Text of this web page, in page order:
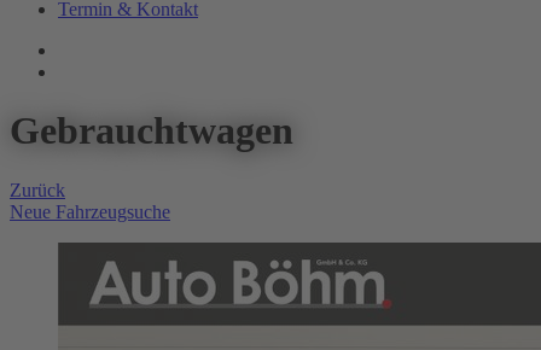
Termin & Kontakt
Gebrauchtwagen
Zurück
Neue Fahrzeugsuche